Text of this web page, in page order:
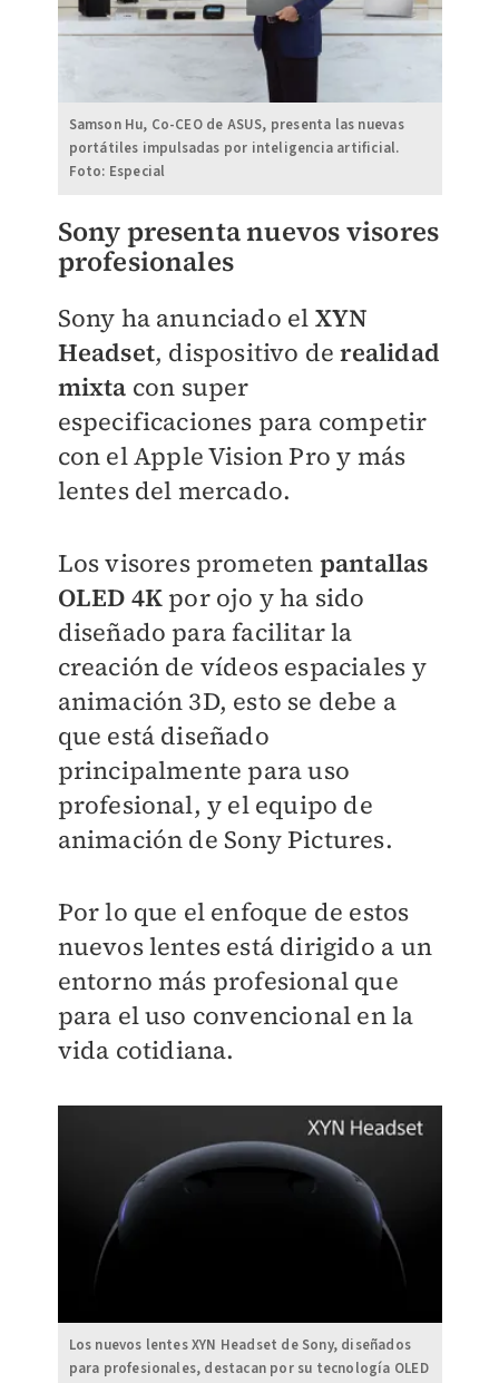
Samson Hu, Co-CEO de ASUS, presenta las nuevas
portátiles impulsadas por inteligencia artificial.
Foto: Especial
Sony presenta nuevos visores
profesionales
Sony ha anunciado el XYN
Headset, dispositivo derealidad
mixta con super
especificaciones para competir
con el Apple Vision Pro y más
lentes del mercado.
Los visores prometen pantallas
OLED 4Kpor ojo y ha sido
diseñado para facilitar la
creación de vídeos espaciales y
animación 3D, esto se debe a
que está diseñado
principalmente para uso
profesional, y el equipo de
animación de Sony Pictures.
Por lo que el enfoque de estos
nuevos lentes está dirigido a un
entorno más profesional que
para el uso convencional en la
vida cotidiana.
Los nuevos lentes XYN Headset de Sony, diseñados
para profesionales, destacan por su tecnología OLED